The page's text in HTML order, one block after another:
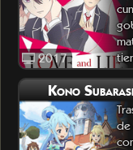
2017
Kono
de